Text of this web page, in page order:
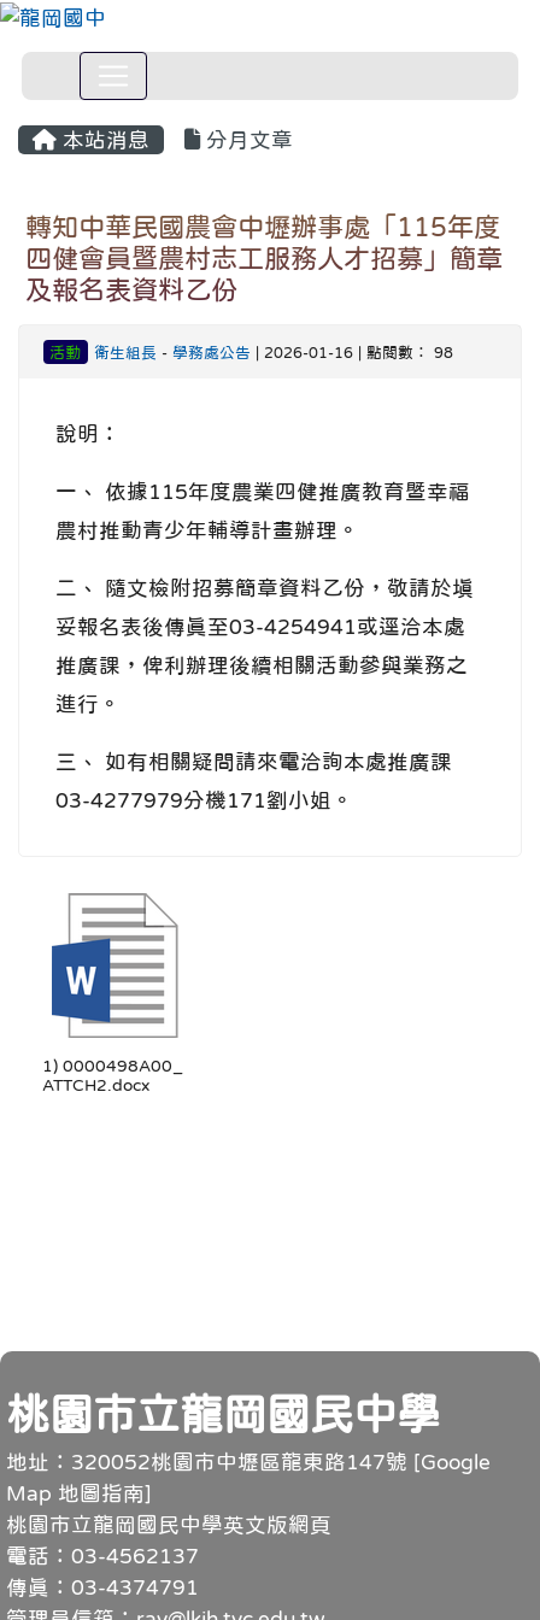
本站消息 分月文章
轉知中華民國農會中壢辦事處「115年度
四健會員暨農村志工服務人才招募」簡章
及報名表資料乙份
活動 衛生組長 - 學務處公告 | 2026-01-16 | 點閱數： 98
說明：
一、 依據115年度農業四健推廣教育暨幸福
農村推動青少年輔導計畫辦理。
二、 隨文檢附招募簡章資料乙份，敬請於填
妥報名表後傳真至03-4254941或逕洽本處
推廣課，俾利辦理後續相關活動參與業務之
進行。
三、 如有相關疑問請來電洽詢本處推廣課
03-4277979分機171劉小姐。
1) 0000498A00_
ATTCH2.docx
頁尾
桃園市立龍岡國民中學
地址：320052桃園市中壢區龍東路147號 [Google
Map 地圖指南]
桃園市立龍岡國民中學英文版網頁
電話：03-4562137
傳真：03-4374791